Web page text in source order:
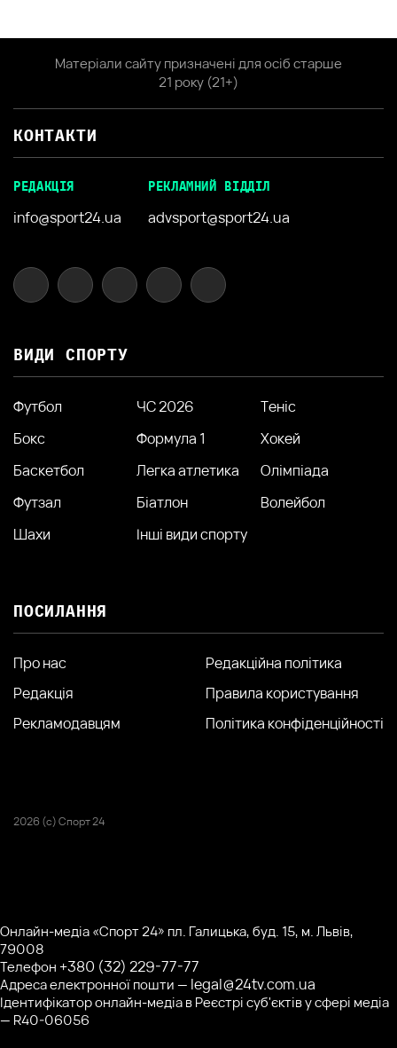
Матеріали сайту призначені для осіб старше
21 року (21+)
КОНТАКТИ
РЕДАКЦІЯ
info@sport24.ua
РЕКЛАМНИЙ ВІДДІЛ
advsport@sport24.ua
ВИДИ СПОРТУ
Футбол ЧС 2026
Теніс
Бокс
Формула 1
Хокей
Баскетбол
Легка атлетика
Олімпіада
Футзал
Біатлон
Волейбол
Шахи
Інші види спорту
ПОСИЛАННЯ
Про нас
Редакція
Рекламодавцям
Редакційна політика
Правила користування
Політика конфіденційності
2026 (с) Спорт 24
Онлайн-медіа «Спорт 24» пл. Галицька, буд. 15, м. Львів,
79008
Телефон +380 (32) 229-77-77
Адреса електронної пошти — legal@24tv.com.ua
Ідентифікатор онлайн-медіа в Реєстрі суб'єктів у сфері медіа
— R40-06056